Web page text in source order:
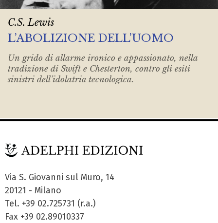
C.S. Lewis
L’ABOLIZIONE DELL’UOMO
Un grido di allarme ironico e appassionato, nella
tradizione di Swift e Chesterton, contro gli esiti
sinistri dell’idolatria tecnologica.
Via S. Giovanni sul Muro, 14
20121 - Milano
Tel. +39 02.725731 (r.a.)
Fax +39 02.89010337